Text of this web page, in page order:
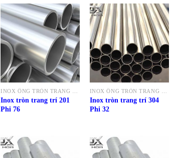
Inox tròn trang trí 201
Phi 76
Inox tròn trang trí 304
Phi 32